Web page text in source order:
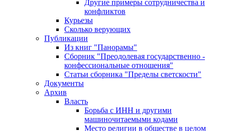
Другие примеры сотрудничества и
конфликтов
Курьезы
Сколько верующих
Публикации
Из книг "Панорамы"
Сборник "Преодолевая государственно -
конфессиональные отношения"
Статьи сборника "Пределы светскости"
Документы
Архив
Власть
Борьба с ИНН и другими
машиночитаемыми кодами
Место религии в обществе в целом